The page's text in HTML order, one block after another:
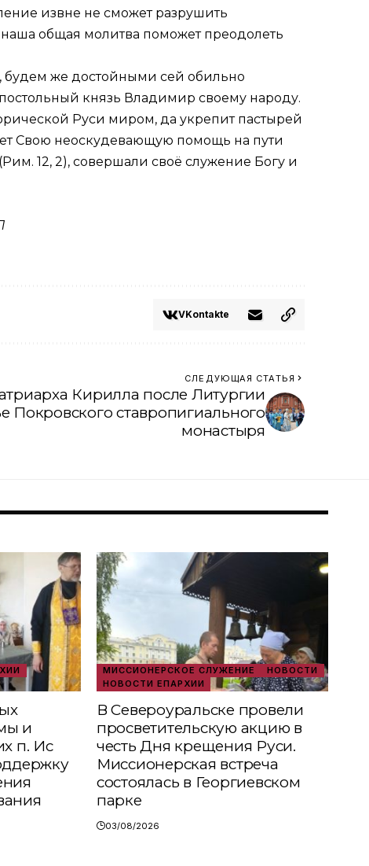
извне не сможет разрушить
общая молитва поможет преодолеть
будем же достойными сей обильно
князь Владимир своему народу.
Руси миром, да укрепит пастырей
Свою неоскудевающую помощь на пути
(Рим. 12, 2), совершали своё служение Богу и
VKontakte
СЛЕДУЮЩАЯ СТАТЬЯ
Кирилла после Литургии
Покровского ставропигиального
монастыря
и
п. Ис
МИССИОНЕРСКОЕ СЛУЖЕНИЕ
НОВОСТИ
НОВОСТИ ЕПАРХИИ
В Североуральске провели
просветительскую акцию в
честь Дня крещения Руси.
Миссионерская встреча
состоялась в Георгиевском
парке
03/08/2026